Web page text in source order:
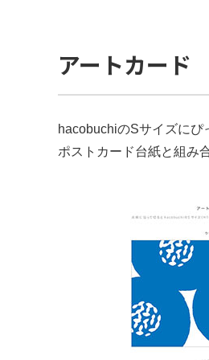
アートカード
hacobuchiのSサイズに
ポストカード台紙と組み